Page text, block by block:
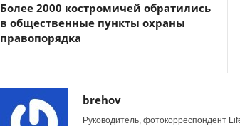
Более 2000 костромичей обратились
в общественные пункты охраны
правопорядка
brehov
Руководитель, фотокорреспондент